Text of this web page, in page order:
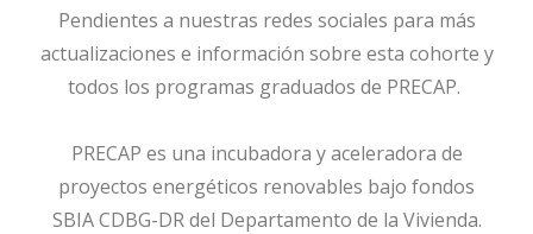
Pendientes a nuestras redes sociales para más
actualizaciones e información sobre esta cohorte y
todos los programas graduados de PRECAP.
PRECAP es una incubadora y aceleradora de
proyectos energéticos renovables bajo fondos
SBIA CDBG-DR del Departamento de la Vivienda.